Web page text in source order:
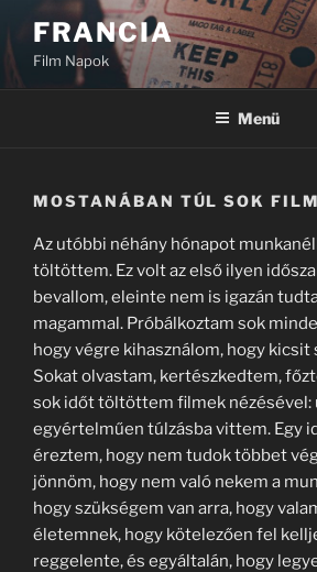
Tartalomhoz
FRANCIA
Film Napok
Menü
MOSTANÁBAN TÚL SOK
Az utóbbi néhány hónapot
töltöttem. Ez volt az első ilyen
bevallom, eleinte nem is igazán
magammal. Próbálkoztam sok
hogy végre kihasználom, hogy kicsit
Sokat olvastam, kertészkedtem,
sok időt töltöttem filmek
egyértelműen túlzásba vittem. Egy
éreztem, hogy nem tudok többet
jönnöm, hogy nem való nekem a
hogy szükségem van arra, hogy
életemnek, hogy kötelezően fel
reggelente, és egyáltalán, hogy